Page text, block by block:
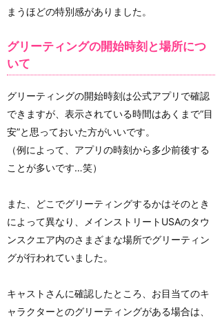
まうほどの特別感がありました。
グリーティングの開始時刻と場所につ
いて
グリーティングの開始時刻は公式アプリで確認
できますが、表示されている時間はあくまで“目
安”と思っておいた方がいいです。
（例によって、アプリの時刻から多少前後する
ことが多いです…笑）
また、どこでグリーティングするかはそのとき
によって異なり、メインストリートUSAのタウ
ンスクエア内のさまざまな場所でグリーティン
グが行われていました。
キャストさんに確認したところ、お目当てのキ
ャラクターとのグリーティングがある場合は、